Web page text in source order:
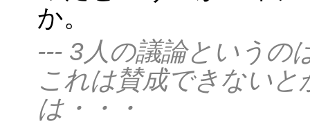
か。
--- 3人の議論というの
これは賛成できない
は・・・